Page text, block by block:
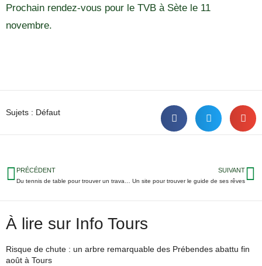
Prochain rendez-vous pour le TVB à Sète le 11
novembre.
Sujets : Défaut
PRÉCÉDENT SUIVANT
Un site pour trouver le guide de ses rêves
À lire sur Info Tours
Risque de chute : un arbre remarquable des Prébendes abattu fin
août à Tours